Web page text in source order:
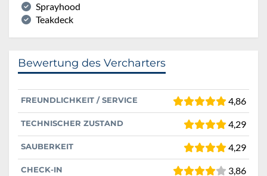
Sprayhood
Teakdeck
Bewertung des Vercharters
FREUNDLICHKEIT / SERVICE 4,86
TECHNISCHER ZUSTAND 4,29
SAUBERKEIT 4,29
CHECK-IN 3,86